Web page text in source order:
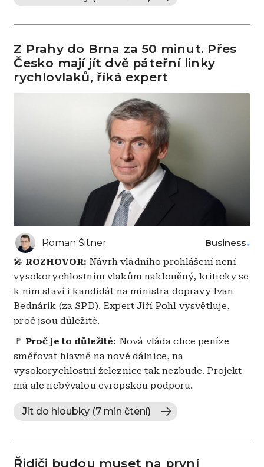
Z Prahy do Brna za 50 minut. Přes
Česko mají jít dvě páteřní linky
rychlovlaků, říká expert
Roman Šitner Business
🎤 ROZHOVOR: Návrh vládního prohlášení není
vysokorychlostním vlakům nakloněný, kriticky se
k nim staví i kandidát na ministra dopravy Ivan
Bednárik (za SPD). Expert Jiří Pohl vysvětluje,
proč jsou důležité.
🚩 Proč je to důležité: Nová vláda chce peníze
směřovat hlavně na nové dálnice, na
vysokorychlostní železnice tak nezbude. Projekt
má ale nebývalou evropskou podporu.
Jít do hloubky (7 min čtení)
Řidiči budou muset na první